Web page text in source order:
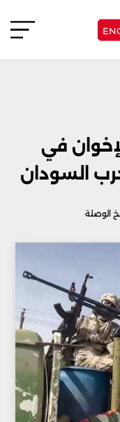
في
السودان
الوصلة